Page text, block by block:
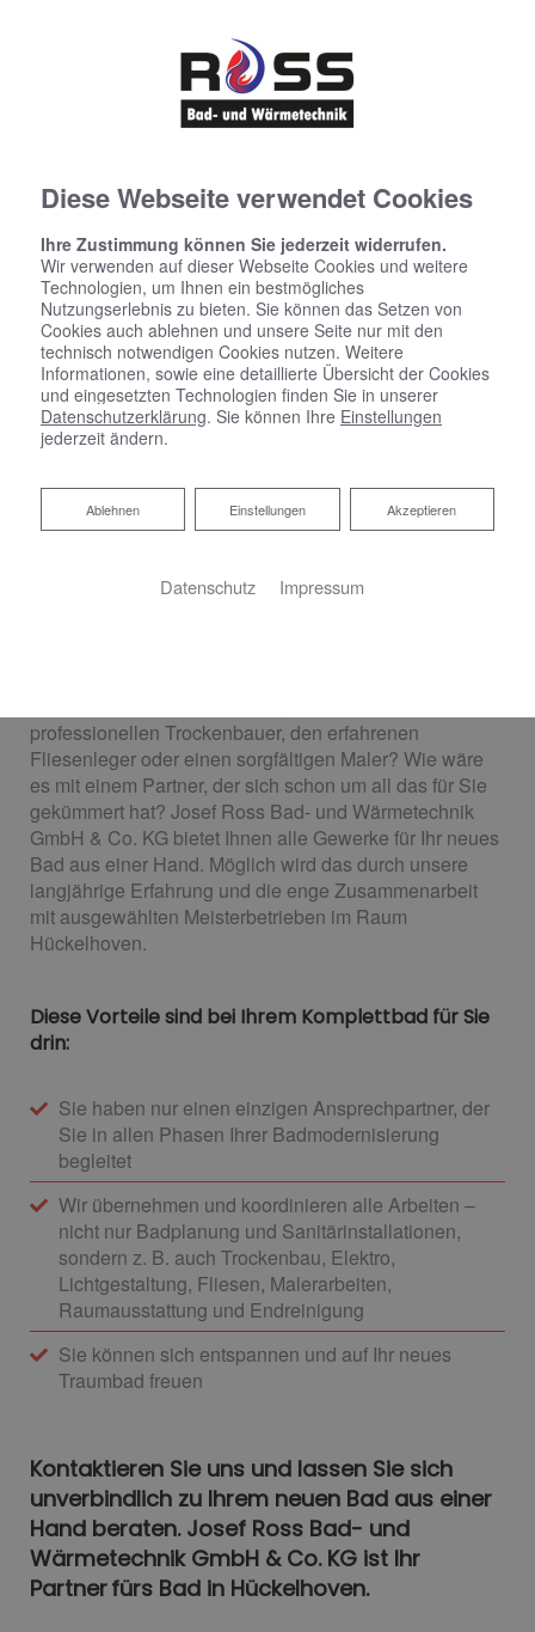
Ross Bad- und Wärmetechnik
GmbH & Co. KG
Wir sorgen dafür, dass alles passt
professionellen Trockenbauer, den erfahrenen
Fliesenleger oder einen sorgfältigen Maler? Wie wäre
es mit einem Partner, der sich schon um all das für Sie
gekümmert hat? Josef Ross Bad- und Wärmetechnik
GmbH & Co. KG bietet Ihnen alle Gewerke für Ihr neues
Bad aus einer Hand. Möglich wird das durch unsere
langjährige Erfahrung und die enge Zusammenarbeit
mit ausgewählten Meisterbetrieben im Raum
Hückelhoven.
Diese Vorteile sind bei Ihrem Komplettbad für Sie
drin:
Sie haben nur einen einzigen Ansprechpartner, der
Sie in allen Phasen Ihrer Badmodernisierung
begleitet
Wir übernehmen und koordinieren alle Arbeiten –
nicht nur Badplanung und Sanitärinstallationen,
sondern z. B. auch Trockenbau, Elektro,
Lichtgestaltung, Fliesen, Malerarbeiten,
Raumausstattung und Endreinigung
Sie können sich entspannen und auf Ihr neues
Traumbad freuen
Kontaktieren Sie uns und lassen Sie sich
unverbindlich zu Ihrem neuen Bad aus einer
Hand beraten. Josef Ross Bad- und
Wärmetechnik GmbH & Co. KG ist Ihr
Partner fürs Bad in Hückelhoven.
Diese Webseite verwendet Cookies
Ihre Zustimmung können Sie jederzeit widerrufen.
Wir verwenden auf dieser Webseite Cookies und weitere
Technologien, um Ihnen ein bestmögliches
Nutzungserlebnis zu bieten. Sie können das Setzen von
Cookies auch ablehnen und unsere Seite nur mit den
technisch notwendigen Cookies nutzen. Weitere
Informationen, sowie eine detaillierte Übersicht der Cookies
und eingesetzten Technologien finden Sie in unserer
Datenschutzerklärung. Sie können Ihre Einstellungen
jederzeit ändern.
Akzeptieren
Einstellungen
Ablehnen
Ablehnen
Datenschutz Impressum